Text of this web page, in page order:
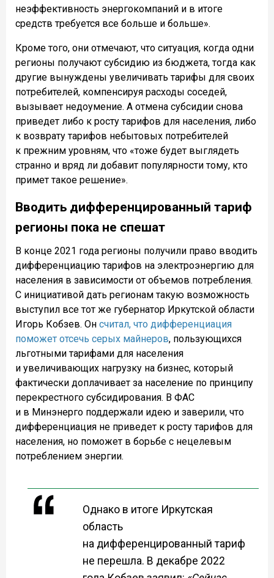
неэффективность энергокомпаний и в итоге
средств требуется все больше и больше».
Кроме того, они отмечают, что ситуация, когда одни
регионы получают субсидию из бюджета, тогда как
другие вынуждены увеличивать тарифы для своих
потребителей, компенсируя расходы соседей,
вызывает недоумение. А отмена субсидии снова
приведет либо к росту тарифов для населения, либо
к возврату тарифов небытовых потребителей
к прежним уровням, что «тоже будет выглядеть
странно и вряд ли добавит популярности тому, кто
примет такое решение».
Вводить дифференцированный тариф
регионы пока не спешат
В конце 2021 года регионы получили право вводить
дифференциацию тарифов на электроэнергию для
населения в зависимости от объемов потребления.
С инициативой дать регионам такую возможность
выступил все тот же губернатор Иркутской области
Игорь Кобзев. Он считал, что дифференциация
поможет отсечь серых майнеров, пользующихся
льготными тарифами для населения
и увеличивающих нагрузку на бизнес, который
фактически доплачивает за население по принципу
перекрестного субсидирования. В ФАС
и в Минэнерго поддержали идею и заверили, что
дифференциация не приведет к росту тарифов для
населения, но поможет в борьбе с нецелевым
потреблением энергии.
Однако в итоге Иркутская
область
на дифференцированный тариф
не перешла. В декабре 2022